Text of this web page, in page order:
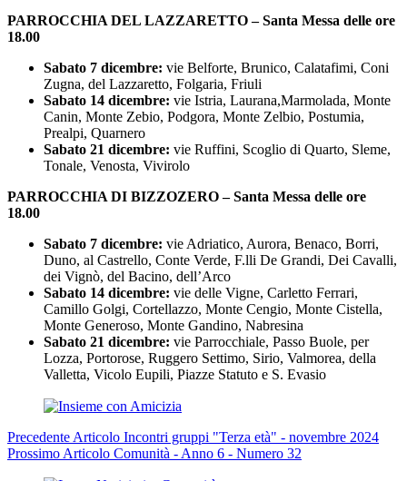
PARROCCHIA DEL LAZZARETTO– Santa Messa delle ore
18.00
Sabato 7 dicembre: vie Belforte, Brunico, Calatafimi, Coni
Zugna, del Lazzaretto, Folgaria, Friuli
Sabato 14 dicembre: vie Istria, Laurana,Marmolada, Monte
Canin, Monte Zebio, Podgora, Monte Zelbio, Postumia,
Prealpi, Quarnero
Sabato 21 dicembre: vie Ruffini, Scoglio di Quarto, Sleme,
Tonale, Venosta, Vivirolo
PARROCCHIA DI BIZZOZERO– Santa Messa delle ore
18.00
Sabato 7 dicembre: vie Adriatico, Aurora, Benaco, Borri,
Duno, al Castrello, Conte Verde, F.lli De Grandi, Dei Cavalli,
dei Vignò, del Bacino, dell’Arco
Sabato 14 dicembre: vie delle Vigne, Carletto Ferrari,
Camillo Golgi, Cortellazzo, Monte Cengio, Monte Cistella,
Monte Generoso, Monte Gandino, Nabresina
Sabato 21 dicembre: vie Parrocchiale, Passo Buole, per
Lozza, Portorose, Ruggero Settimo, Sirio, Valmorea, della
Valletta, Vicolo Eupili, Piazze Statuto e S. Evasio
Precedente Articolo Incontri gruppi "Terza età" - novembre 2024
Prossimo Articolo Comunità - Anno 6 - Numero 32